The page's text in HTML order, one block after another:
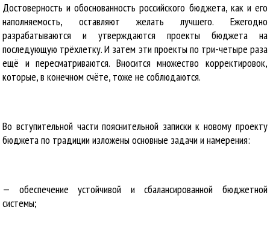
Достоверность и обоснованность российского бюджета, как и его
наполняемость, оставляют желать лучшего. Ежегодно
разрабатываются и утверждаются проекты бюджета на
последующую трёхлетку. И затем эти проекты по три-четыре раза
ещё и пересматриваются. Вносится множество корректировок,
которые, в конечном счёте, тоже не соблюдаются.
Во вступительной части пояснительной записки к новому проекту
бюджета по традиции изложены основные задачи и намерения:
— обеспечение устойчивой и сбалансированной бюджетной
системы;